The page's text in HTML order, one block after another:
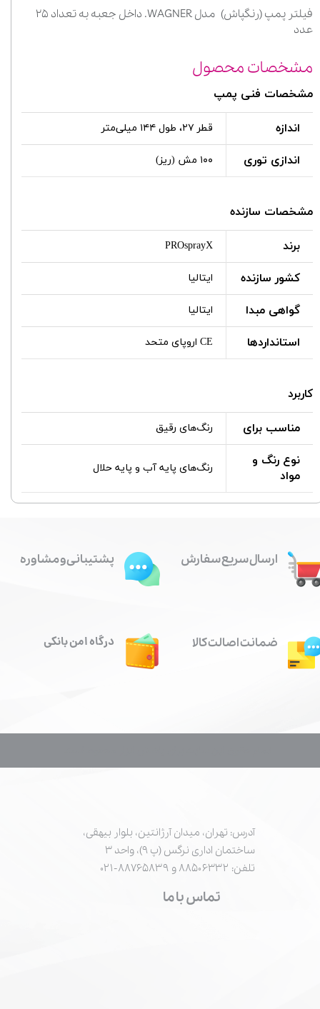
فیلتر پمپ (رنگپاش) مدل WAGNER. داخل جعبه به تعداد ۲۵
عدد
مشخصات محصول
مشخصات فنی پمپ
اندازه قطر ۲۷، طول ۱۴۴ میلی‌متر
اندازی توری ۱۰۰ مش (ریز)
مشخصات سازنده
برند PROsprayX
کشور سازنده ایتالیا
گواهی مبدا ایتالیا
استانداردها CE اروپای متحد
کاربرد
مناسب برای رنگ‌های رقیق
نوع رنگ و
مواد
رنگ‌های پایه آب و پایه حلال
ارسال سریع سفارش
درگاه امن بانکی
پشتیبانی و مشاوره
ضمانت اصالت کالا
آدرس: تهران، میدان آرژانتین، بلوار بیهقی،
ساختمان اداری نرگس (پ ۹)، واحد ۳
تلفن: ۸۸۵۰۶۳۳۲ و ۸۸۷۶۵۸۳۹-۰۲۱
تماس با ما